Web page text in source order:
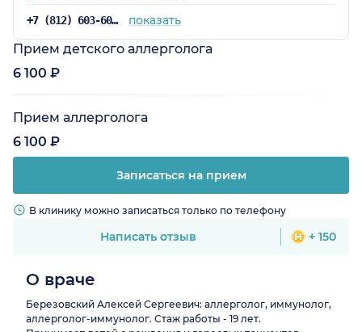
+7 (812) 603-60-42 показать
Прием детского аллерголога
6 100 ₽
Прием аллерголога
6 100 ₽
Записаться на прием
В клинику можно записаться только по телефону
Написать отзыв + 150
О враче
Березовский Алексей Сергеевич: аллерголог, иммунолог,
аллерголог-иммунолог. Стаж работы - 19 лет.